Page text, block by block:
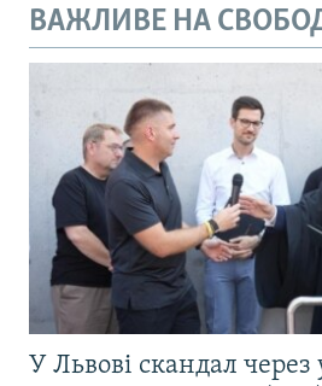
ВАЖЛИВЕ НА
У Львові скандал через